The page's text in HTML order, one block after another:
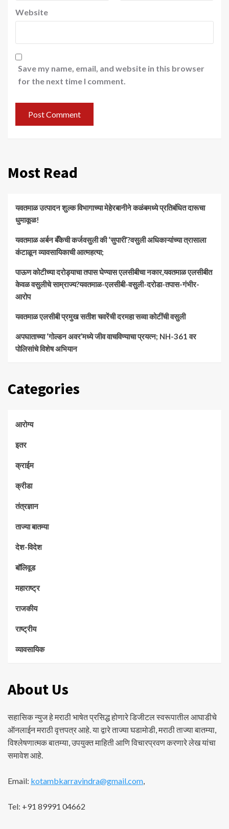
Website
Save my name, email, and website in this browser
for the next time I comment.
Most Read
यवतमाळ उत्पादन शुल्क विभागाच्या मेहेरबानीने कळंबमध्ये प्रतिबंधित दारूचा
धुमाकूळ!
​यवतमाळ अर्बन बँकेची कर्जवसुली की ‘सुपारी’?वसुली अधिकाऱ्यांच्या त्रासाला
कंटाळून व्यावसायिकाची आत्महत्या;
पाऊण कोटीच्या दरोड्याचा तपास घेण्यास एलसीबीचा नकार,यवतमाळ एलसीबीत
केवळ वसुलीचे साम्राज्य?यवतमाळ-एलसीबी-वसुली-दरोडा-तपास-गंभीर-
आरोप
यवतमाळ एलसीबी प्रमुख सतीश चवरेंची दरमहा सव्वा कोटींची वसुली
अपघाताच्या ‘गोल्डन अवर’मध्ये जीव वाचविण्याचा प्रयत्न; NH-361 वर
पोलिसांचे विशेष अभियान
Categories
आरोग्य
इतर
क्राईम
क्रीडा
तंत्रज्ञान
ताज्या बातम्या
देश-विदेश
बॉलिवूड
महाराष्ट्र
राजकीय
राष्ट्रीय
व्यावसायिक
About Us
सहासिक न्युज हे मराठी भाषेत प्रसिद्ध होणारे डिजीटल स्वरूपातील आघाडीचे
ऑनलाईन मराठी वृत्तपत्र आहे. या द्वारे ताज्या घडामोडी, मराठी ताज्या बातम्या,
विश्लेषणात्मक बातम्या, उपयुक्त माहिती आणि विचारप्रवण करणारे लेख यांचा
समावेश आहे.
Email: kotambkarravindra@gmail.com,
Tel: +91 89991 04662